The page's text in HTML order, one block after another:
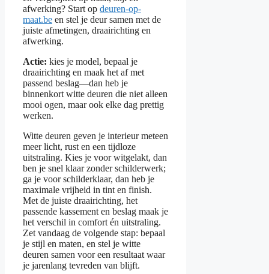
afwerking? Start op deuren-op-
maat.be en stel je deur samen met de
juiste afmetingen, draairichting en
afwerking.
Actie: kies je model, bepaal je
draairichting en maak het af met
passend beslag—dan heb je
binnenkort witte deuren die niet alleen
mooi ogen, maar ook elke dag prettig
werken.
Witte deuren geven je interieur meteen
meer licht, rust en een tijdloze
uitstraling. Kies je voor witgelakt, dan
ben je snel klaar zonder schilderwerk;
ga je voor schilderklaar, dan heb je
maximale vrijheid in tint en finish.
Met de juiste draairichting, het
passende kassement en beslag maak je
het verschil in comfort én uitstraling.
Zet vandaag de volgende stap: bepaal
je stijl en maten, en stel je witte
deuren samen voor een resultaat waar
je jarenlang tevreden van blijft.